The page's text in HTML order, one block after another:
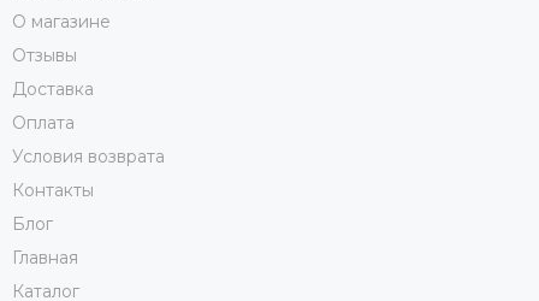
О магазине
Отзывы
Доставка
Оплата
Условия возврата
Контакты
Блог
Главная
Каталог